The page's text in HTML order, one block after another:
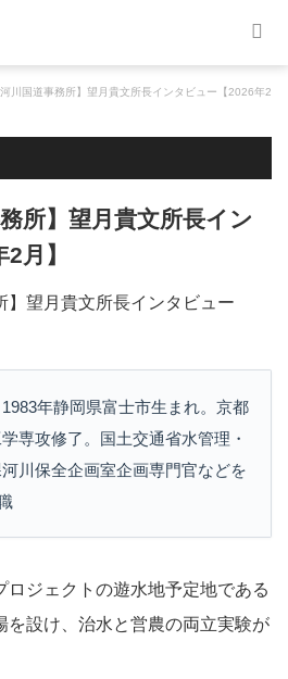
河川国道事務所】望月貴文所長インタビュー【2026年2
所】望月貴文所長イン
月】
年静岡県富士市生まれ。京都
専攻修了。国土交通省水管理・
川保全企画室企画専門官などを
ジェクトの遊水地予定地である
を設け、治水と営農の両立実験が